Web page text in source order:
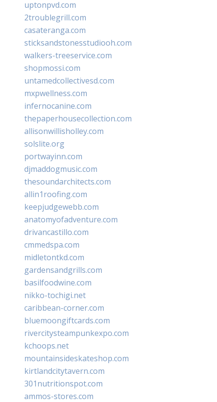
uptonpvd.com
2troublegrill.com
casateranga.com
sticksandstonesstudiooh.com
walkers-treeservice.com
shopmossi.com
untamedcollectivesd.com
mxpwellness.com
infernocanine.com
thepaperhousecollection.com
allisonwillisholley.com
solslite.org
portwayinn.com
djmaddogmusic.com
thesoundarchitects.com
allin1roofing.com
keepjudgewebb.com
anatomyofadventure.com
drivancastillo.com
cmmedspa.com
midletontkd.com
gardensandgrills.com
basilfoodwine.com
nikko-tochigi.net
caribbean-corner.com
bluemoongiftcards.com
rivercitysteampunkexpo.com
kchoops.net
mountainsideskateshop.com
kirtlandcitytavern.com
301nutritionspot.com
ammos-stores.com